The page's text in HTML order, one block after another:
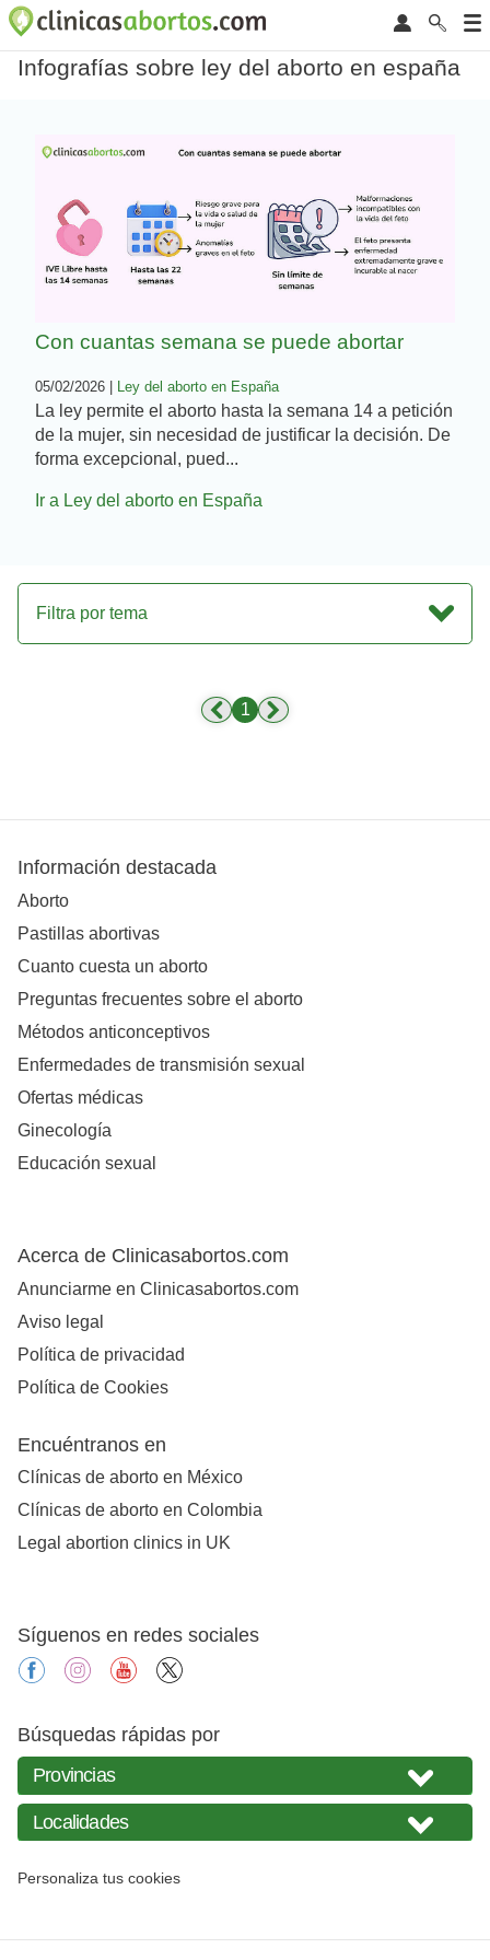
Infografías sobre ley del aborto en españa
Con cuantas semana se puede abortar
05/02/2026 | Ley del aborto en España
La ley permite el aborto hasta la semana 14 a petición
de la mujer, sin necesidad de justificar la decisión. De
forma excepcional, pued...
Ir a Ley del aborto en España
Filtra por tema
1
Información destacada
Aborto
Pastillas abortivas
Cuanto cuesta un aborto
Preguntas frecuentes sobre el aborto
Métodos anticonceptivos
Enfermedades de transmisión sexual
Ofertas médicas
Ginecología
Educación sexual
Acerca de Clinicasabortos.com
Anunciarme en Clinicasabortos.com
Aviso legal
Política de privacidad
Política de Cookies
Encuéntranos en
Clínicas de aborto en México
Clínicas de aborto en Colombia
Legal abortion clinics in UK
Síguenos en redes sociales
facebookinstagramyoutube
Búsquedas rápidas por
Personaliza tus cookies